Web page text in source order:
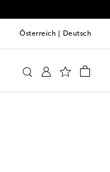
Österreich Deutsch